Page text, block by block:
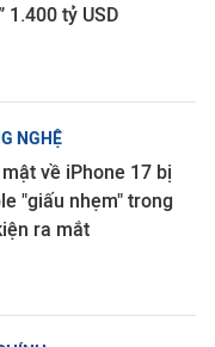
1.400 tỷ USD
NGHỆ
về iPhone 17 bị
"giấu nhẹm" trong
ra mắt